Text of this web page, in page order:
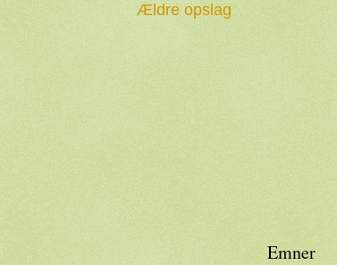
Ældre opslag
Emner